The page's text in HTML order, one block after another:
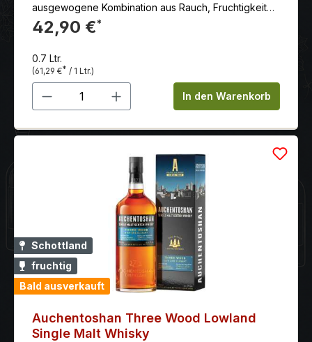
ausgewogene Kombination aus Rauch, Fruchtigkeit
und Süße bekannt ist. Dieser Single Malt reift 12 Jahre
lang in einer Mischung aus Ex-Bourbon- und Oloroso-
Vanille, Honig, Zitrusfrüchten und einem Hauch von
Torfrauch verleiht. Der Geschmack ist vollmundig und
harmonisch, mit Noten von dunkler Schokolade und
einem langen, warmen Abgang. Perfekt für den puren
Geschenk für Whisky-Liebhaber.
42,90 €*
0.7 Ltr.
(61,29 €* / 1 Ltr.)
Produkt Anzahl: Gib denIn den Warenkorb
Schottland
fruchtig
Bald ausverkauft
Auchentoshan Three Wood Lowland
Single Malt Whisky